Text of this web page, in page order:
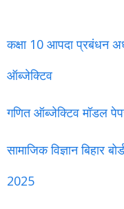
कक्षा 10 आपदा प्रबंधन
ऑब्जेक्टिव
गणित ऑब्जेक्टिव मॉडल
सामाजिक विज्ञान बिहार
2025